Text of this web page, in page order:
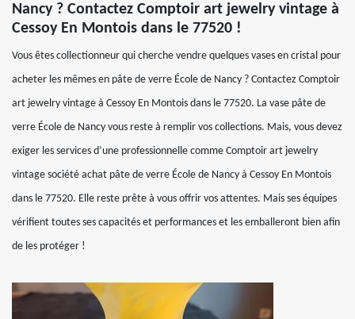
Nancy ? Contactez Comptoir art jewelry vintage à
Cessoy En Montois dans le 77520 !
Vous êtes collectionneur qui cherche vendre quelques vases en cristal pour
acheter les mêmes en pâte de verre École de Nancy ? Contactez Comptoir
art jewelry vintage à Cessoy En Montois dans le 77520. La vase pâte de
verre École de Nancy vous reste à remplir vos collections. Mais, vous devez
exiger les services d’une professionnelle comme Comptoir art jewelry
vintage société achat pâte de verre École de Nancy à Cessoy En Montois
dans le 77520. Elle reste prête à vous offrir vos attentes. Mais ses équipes
vérifient toutes ses capacités et performances et les emballeront bien afin
de les protéger !